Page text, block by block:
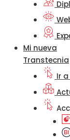
Mi nueva
Transtecnia
Ir